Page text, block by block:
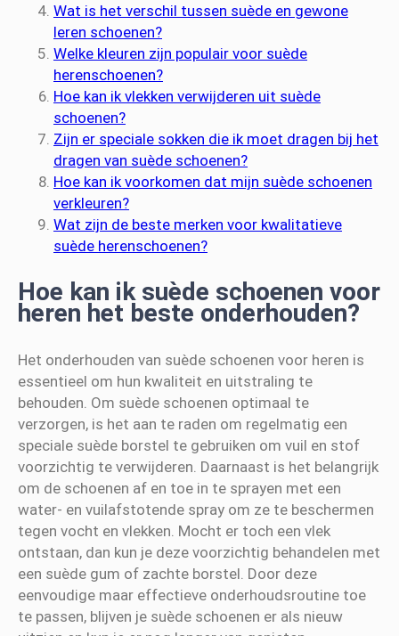
Wat is het verschil tussen suède en gewone
leren schoenen?
Welke kleuren zijn populair voor suède
herenschoenen?
Hoe kan ik vlekken verwijderen uit suède
schoenen?
Zijn er speciale sokken die ik moet dragen bij het
dragen van suède schoenen?
Hoe kan ik voorkomen dat mijn suède schoenen
verkleuren?
Wat zijn de beste merken voor kwalitatieve
suède herenschoenen?
Hoe kan ik suède schoenen voor
heren het beste onderhouden?
Het onderhouden van suède schoenen voor heren is
essentieel om hun kwaliteit en uitstraling te
behouden. Om suède schoenen optimaal te
verzorgen, is het aan te raden om regelmatig een
speciale suède borstel te gebruiken om vuil en stof
voorzichtig te verwijderen. Daarnaast is het belangrijk
om de schoenen af en toe in te sprayen met een
water- en vuilafstotende spray om ze te beschermen
tegen vocht en vlekken. Mocht er toch een vlek
ontstaan, dan kun je deze voorzichtig behandelen met
een suède gum of zachte borstel. Door deze
eenvoudige maar effectieve onderhoudsroutine toe
te passen, blijven je suède schoenen er als nieuw